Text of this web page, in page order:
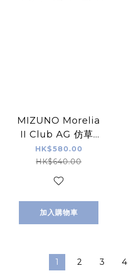
MIZUNO Morelia
II Club AG 仿草/
草地足球鞋 白綠色
HK$580.00
HK$640.00
加入購物車
1 2 3 4